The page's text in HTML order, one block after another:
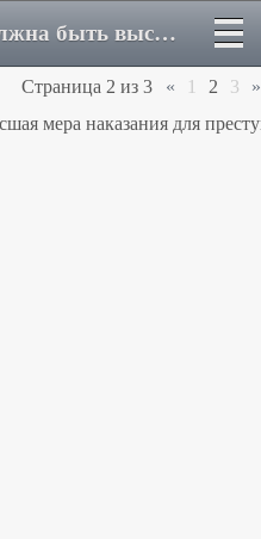
Какой в России должна быть высшая мера наказания? - Страница 2 - Форум
Страница 2 из 3 « 1 2 3
»
мера наказания для